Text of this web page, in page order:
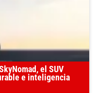
el SUV
e inteligencia